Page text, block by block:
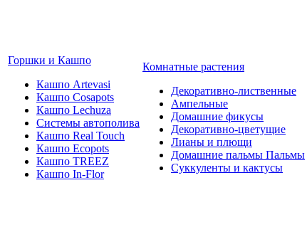
Горшки и Кашпо
Кашпо Artevasi
Кашпо Cosapots
Кашпо Lechuza
Системы автополива
Кашпо Real Touch
Кашпо Ecopots
Кашпо TREEZ
Кашпо In-Flor
Комнатные растения
Декоративно-лиственные
Ампельные
Домашние фикусы
Декоративно-цветущие
Лианы и плющи
Домашние пальмы Пальмы
Суккуленты и кактусы